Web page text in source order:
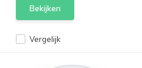
Vergelijk
Bekijken